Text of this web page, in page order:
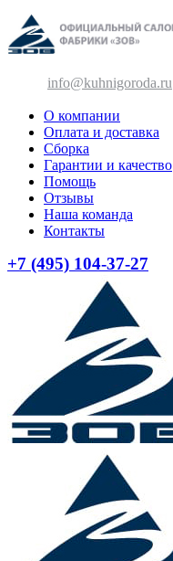
info@kuhnigoroda.ru
О компании
Оплата и доставка
Сборка
Гарантии и качество
Помощь
Отзывы
Наша команда
Контакты
+7 (495) 104-37-27